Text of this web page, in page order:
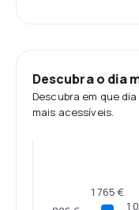
Descubra o dia
Descubra em que
mais acessíveis.
1 765 €
1